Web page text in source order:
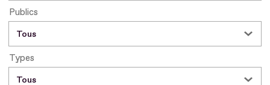
Publics
Types